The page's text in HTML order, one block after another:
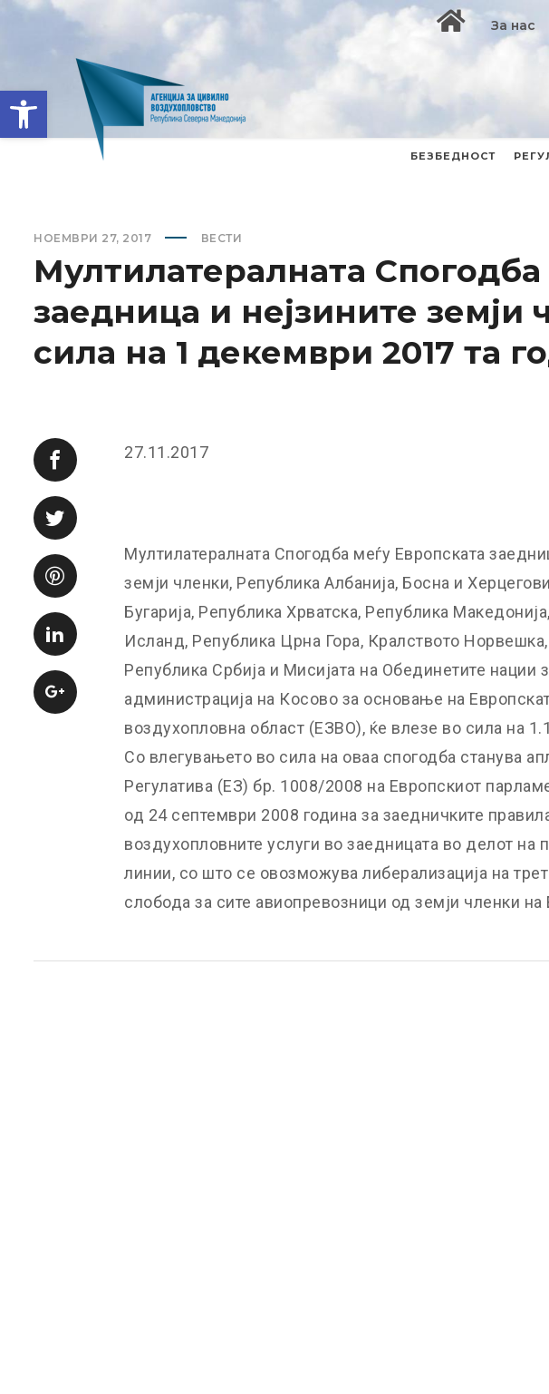
Open toolbar
За нас
БЕЗБЕДНОСТ
НОЕМВРИ 27, 2017 ВЕСТИ
Мултилатералната
заедница и нејзините земји
сила на 1 декември 2017 та
27.11.2017
Мултилатералната Спогодба меѓу Европската
земји членки, Република Албанија, Босна и
Бугарија, Република Хрватска, Република
Исланд, Република Црна Гора, Кралството
Република Србија и Мисијата на Обединетите нации
администрација на Косово за основање на
воздухопловна област (ЕЗВО), ќе влезе во сила на
Со влегувањето во сила на оваа спогодба станува
Регулатива (ЕЗ) бр. 1008/2008 на Европскиот
од 24 септември 2008 година за заедничките
воздухопловните услуги во заедницата во делот на
линии, со што се овозможува либерализација на
слобода за сите авиопревозници од земји членки на